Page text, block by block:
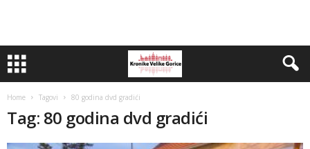
Home Tagovi 80 godina dvd gradići
Tag: 80 godina dvd gradići